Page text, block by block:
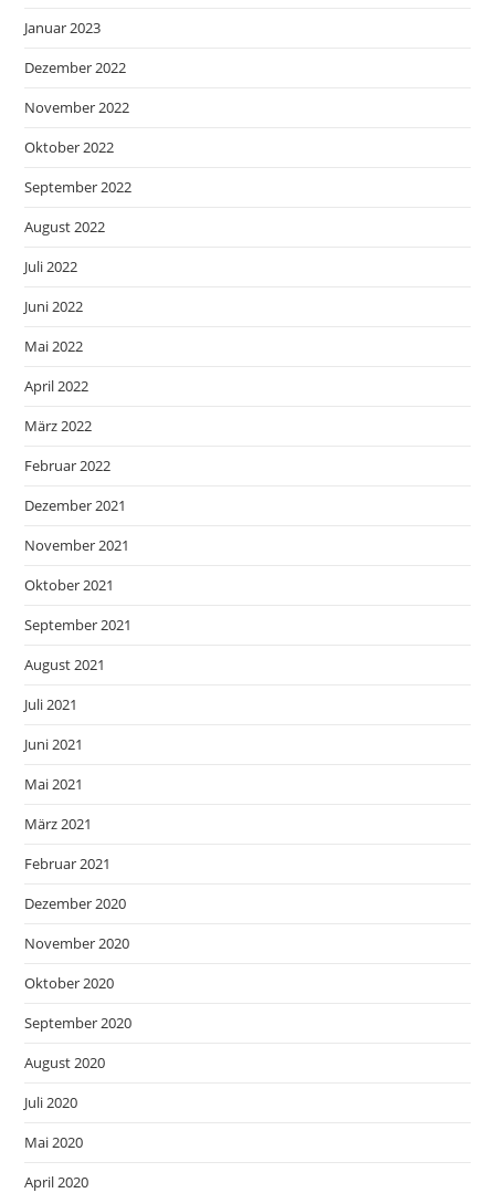
Januar 2023
Dezember 2022
November 2022
Oktober 2022
September 2022
August 2022
Juli 2022
Juni 2022
Mai 2022
April 2022
März 2022
Februar 2022
Dezember 2021
November 2021
Oktober 2021
September 2021
August 2021
Juli 2021
Juni 2021
Mai 2021
März 2021
Februar 2021
Dezember 2020
November 2020
Oktober 2020
September 2020
August 2020
Juli 2020
Mai 2020
April 2020